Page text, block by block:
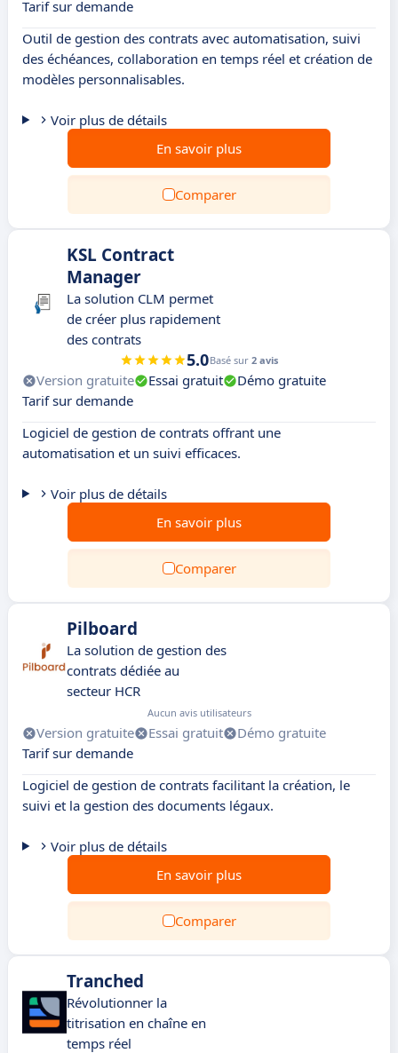
Tarif sur demande
Outil de gestion des contrats avec automatisation, suivi
des échéances, collaboration en temps réel et création de
modèles personnalisables.
Voir plus de détails
En savoir plus
Comparer
KSL Contract
Manager
La solution CLM permet
de créer plus rapidement
des contrats
5.0Basé sur 2 avis
Version gratuite Essai gratuit
Démo gratuite
Tarif sur demande
Logiciel de gestion de contrats offrant une
automatisation et un suivi efficaces.
Voir plus de détails
En savoir plus
Comparer
Pilboard
La solution de gestion des
contrats dédiée au
secteur HCR
Aucun avis utilisateurs
Version gratuite Essai gratuit
Démo gratuite
Tarif sur demande
Logiciel de gestion de contrats facilitant la création, le
suivi et la gestion des documents légaux.
Voir plus de détails
En savoir plus
Comparer
Tranched
Révolutionner la
titrisation en chaîne en
temps réel